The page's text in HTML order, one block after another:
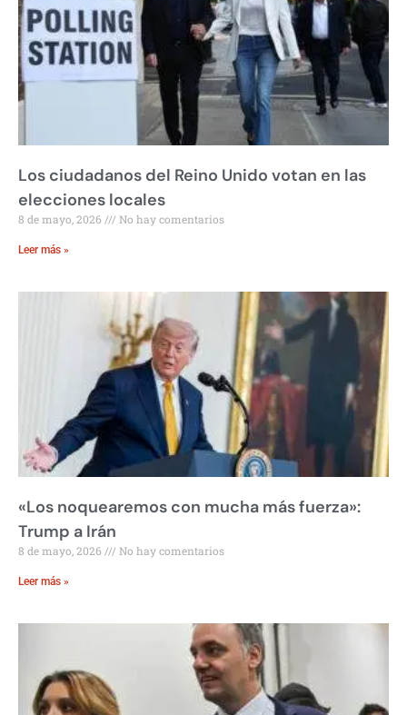
Los ciudadanos del Reino Unido votan en las
elecciones locales
8 de mayo, 2026 No hay comentarios
Leer más »
«Los noquearemos con mucha más fuerza»:
Trump a Irán
8 de mayo, 2026 No hay comentarios
Leer más »